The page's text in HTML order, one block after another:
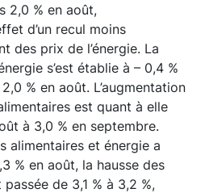
2,0 % en août,
d’un recul moins
des prix de l’énergie. La
s’est établie à – 0,4 %
% en août. L’augmentation
est quant à elle
à 3,0 % en septembre.
alimentaires et énergie a
% en août, la hausse des
de 3,1 % à 3,2 %,